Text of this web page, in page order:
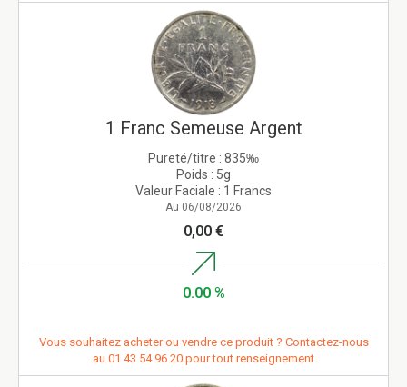
1 Franc Semeuse Argent
Pureté/titre : 835‰
Poids : 5g
Valeur Faciale : 1 Francs
Au 06/08/2026
0,00 €
0.00 %
Vous souhaitez acheter ou vendre ce produit ? Contactez-nous
au 01 43 54 96 20 pour tout renseignement